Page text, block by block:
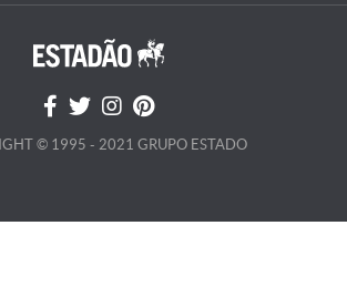
© 1995 - 2021 GRUPO ESTADO